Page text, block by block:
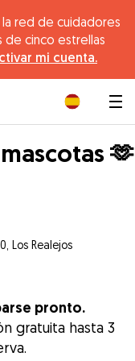
la red de cuidadores
cinco estrellas
mi cuenta.
🫶
Los Realejos
pronto.
gratuita hasta 3